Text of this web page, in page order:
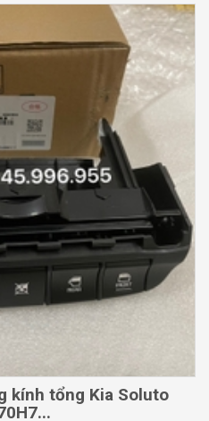
kính tổng Kia Soluto